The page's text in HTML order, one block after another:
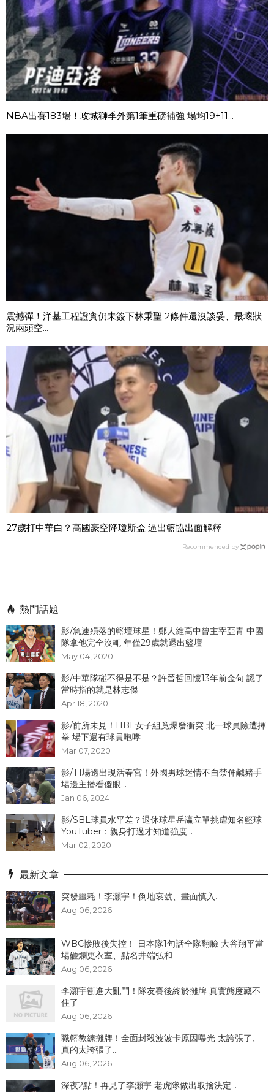
NBA出賽183場！攻城獅季外第1筆重磅補強 場均19+11...
震撼彈！洋基工程證實仍未簽下林秉聖 2條件還沒談妥、最壞狀
況兩頭空...
27歲打中華白？高國豪空降瓊斯盃 逼出籃協出面解釋
Recommended by
熱門話題
影/急速殞落的籃壇球星！鄭人維高中曾主宰亞青 中國
隊拿他完全沒輒 年僅29歲就退出籃壇
May 04, 2020
影/中華隊碰不得是不是？許晉哲回憶13年前金句 認了
當時指的就是林志傑
Apr 18, 2020
影/前所未見！HBL女子組竟爆發衝突 北一球員險遭揮
拳 場下還有球員咆哮
Mar 07, 2020
影/T1場邊出現活春宮！外國男球迷情不自禁伸鹹豬手
場邊主播看傻眼...
Jan 06, 2024
影/SBL球員水平差？退休球星岳瀛立單挑虐知名籃球
YouTuber：親身打過才知道強度...
Mar 02, 2020
最新文章
突發噩耗！李灝宇！倒地哀號、畫面慎入...
Aug 06, 2026
WBC慘敗後失控！ 日本隊1句話全隊翻臉 大谷翔平當
場砸爛更衣室、點名井端弘和
Aug 06, 2026
李灝宇衝進大亂鬥！隊友賽後終於攤牌 真實態度藏不
住了
Aug 06, 2026
職籃教練攤牌！全面封殺波波卡原因曝光 太誇張了、
真的太誇張了...
Aug 06, 2026
深夜2點！再見了李灝宇 老虎隊做出取捨決定...